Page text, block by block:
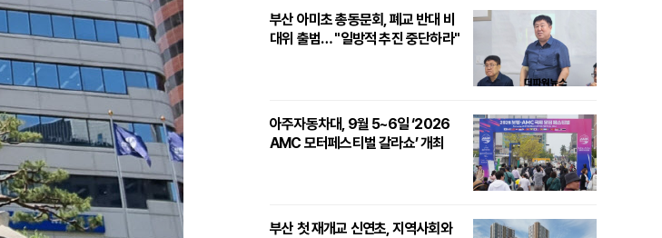
부산 아미초 총동문회, 폐교 반대 비
대위 출범… "일방적 추진 중단하라"
아주자동차대, 9월 5~6일 ‘2026
AMC 모터페스티벌 갈라쇼’ 개최
부산 첫 재개교 신연초, 지역사회와